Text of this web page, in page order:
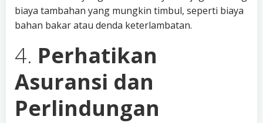
biaya tambahan yang mungkin timbul, seperti biaya
bahan bakar atau denda keterlambatan.
4. Perhatikan
Asuransi dan
Perlindungan